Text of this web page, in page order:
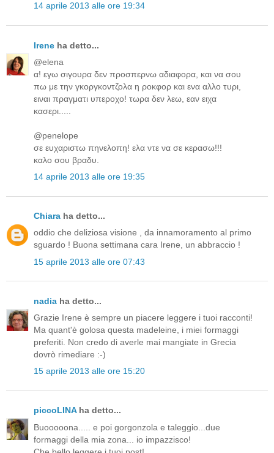
14 aprile 2013 alle ore 19:34
Irene ha detto...
@elena
α! εγω σιγουρα δεν προσπερνω αδιαφορα, και να σου
πω με την γκοργκοντζολα η ροκφορ και ενα αλλο τυρι,
ειναι πραγματι υπεροχο! τωρα δεν λεω, εαν ειχα
κασερι.....
@penelope
σε ευχαριστω πηνελοπη! ελα ντε να σε κερασω!!!
καλο σου βραδυ.
14 aprile 2013 alle ore 19:35
Chiara ha detto...
oddio che deliziosa visione , da innamoramento al primo
sguardo ! Buona settimana cara Irene, un abbraccio !
15 aprile 2013 alle ore 07:43
nadia ha detto...
Grazie Irene è sempre un piacere leggere i tuoi racconti!
Ma quant'è golosa questa madeleine, i miei formaggi
preferiti. Non credo di averle mai mangiate in Grecia
dovrò rimediare :-)
15 aprile 2013 alle ore 15:20
piccoLINAha detto...
Buooooona..... e poi gorgonzola e taleggio...due
formaggi della mia zona... io impazzisco!